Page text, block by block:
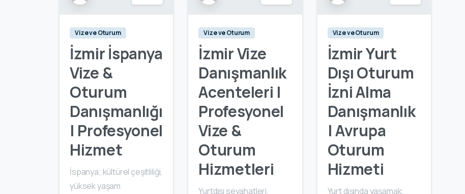
Vize ve Oturum
İzmir İspanya
Vize &
Oturum
Danışmanlığı
| Profesyonel
Hizmet
İspanya; kültürel çeşitliliği,
yüksek yaşam
Vize ve Oturum
İzmir Vize
Danışmanlık
Acenteleri |
Profesyonel
Vize &
Oturum
Hizmetleri
Yurtdışı seyahatleri,
Vize ve Oturum
İzmir Yurt
Dışı Oturum
İzni Alma
Danışmanlık
| Avrupa
Oturum
Hizmeti
Yurt dışında yaşamak;